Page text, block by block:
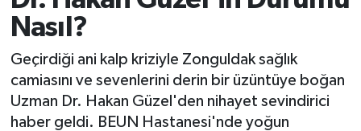
Nasıl?
Geçirdiği ani kalp kriziyle Zonguldak sağlık
camiasını ve sevenlerini derin bir üzüntüye boğan
Uzman Dr. Hakan Güzel'den nihayet sevindirici
haber geldi. BEUN Hastanesi'nde yoğun